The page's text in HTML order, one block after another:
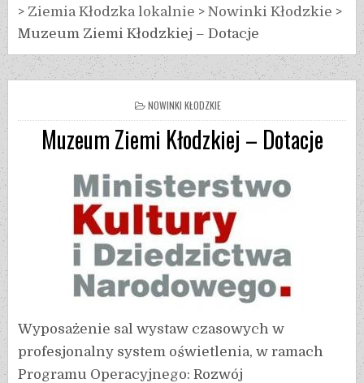
> Ziemia Kłodzka lokalnie >Nowinki Kłodzkie >
Muzeum Ziemi Kłodzkiej – Dotacje
NOWINKI KŁODZKIE
Muzeum Ziemi Kłodzkiej – Dotacje
Wyposażenie sal wystaw czasowych w
profesjonalny system oświetlenia, w ramach
Programu Operacyjnego: Rozwój